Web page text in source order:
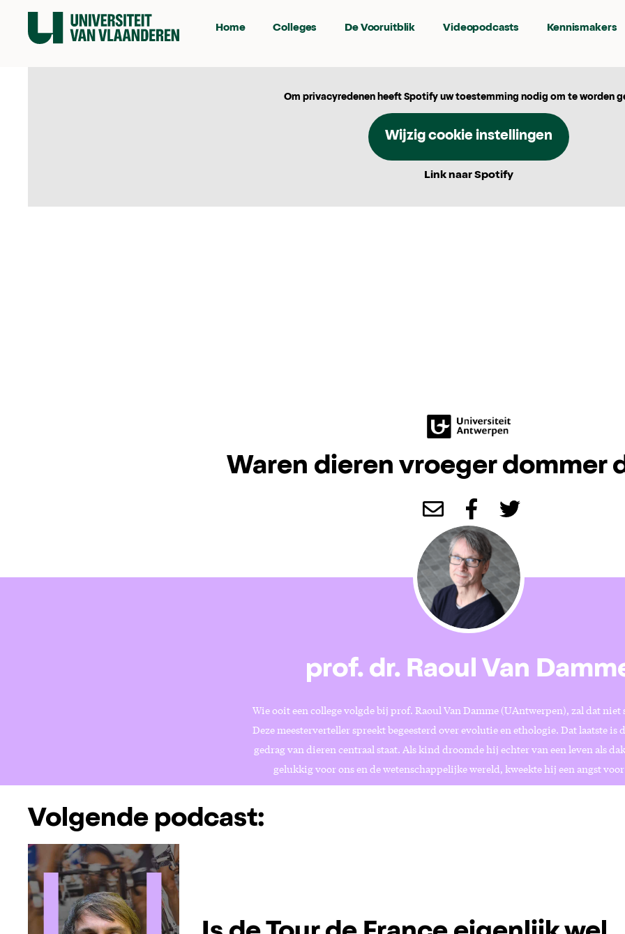
Home Colleges De Vooruitblik Videopodcasts Kennismakers
Om privacyredenen heeft Spotify uw toestemming nodig om te worden
Wijzig cookie instellingen
Link naar Spotify
Waren dieren vroeger dommer
prof. dr. Raoul Van
Wie ooit een college volgde bij prof. Raoul Van Damme (UAntwerpen), zal dat niet
Deze meesterverteller spreekt begeesterd over evolutie en ethologie. Dat laatste is
gedrag van dieren centraal staat. Als kind droomde hij echter van een leven als
gelukkig voor ons en de wetenschappelijke wereld, kweekte hij een angst
Volgende podcast: